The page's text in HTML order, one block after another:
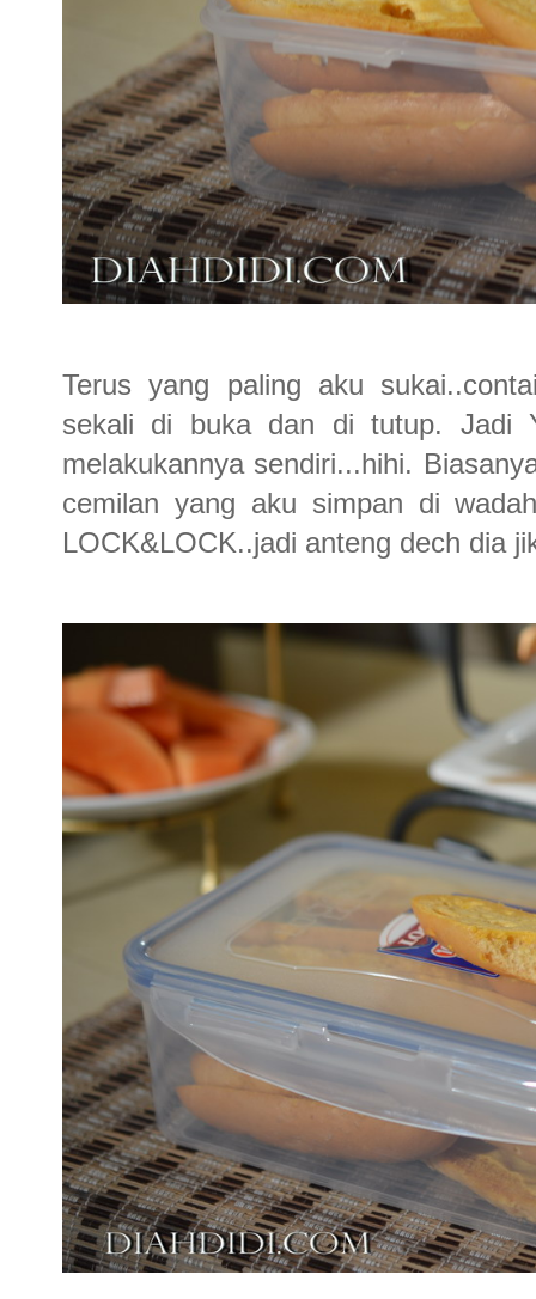
Terus yang paling aku
sekali di buka dan di tutup. Jadi
melakukannya sendiri...hihi.
cemilan yang aku simpan di
LOCK&LOCK..jadi anteng dech dia